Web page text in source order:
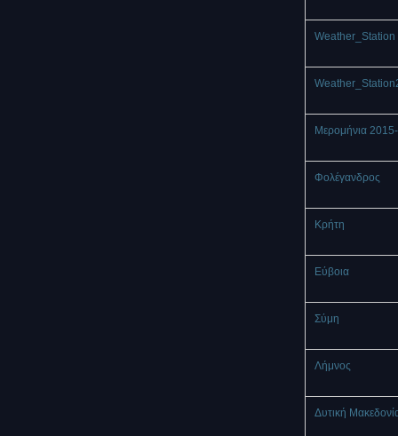
Weather_Station
Μερομήνια
Φολέγανδρος
Κρήτη
Εύβοια
Σύμη
Λήμνος
Δυτική